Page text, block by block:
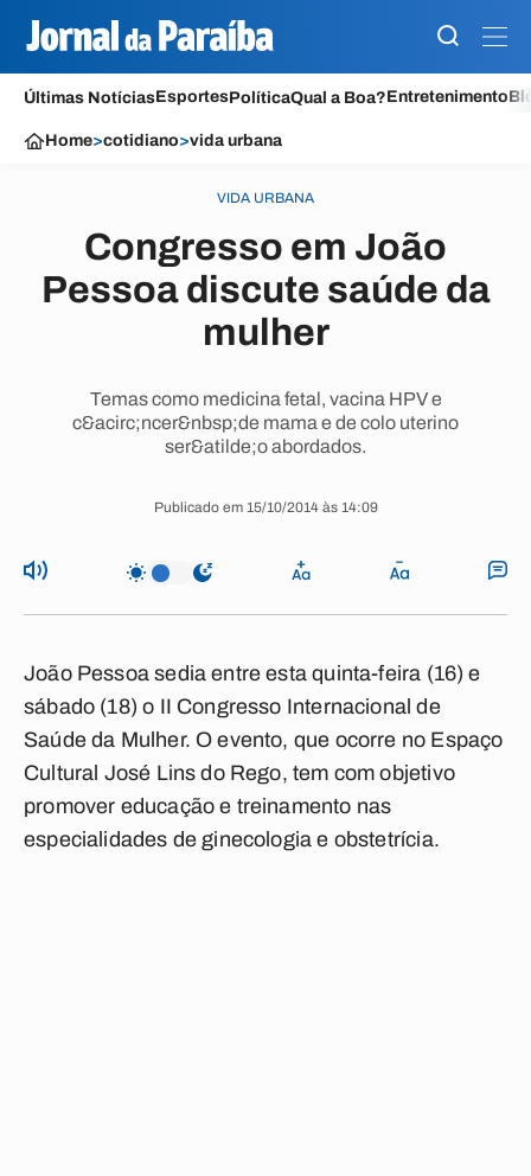
Últimas NotíciasEsportesPolíticaQual a Boa?Entretenimento
Home>cotidiano>vida urbana
VIDA URBANA
Congresso em João
Pessoa discute saúde da
mulher
Temas como medicina fetal, vacina HPV e
c&acirc;ncer&nbsp;de mama e de colo uterino
ser&atilde;o abordados.
Publicado em 15/10/2014 às 14:09
João Pessoa sedia entre esta quinta-feira (16) e
sábado (18) o II Congresso Internacional de
Saúde da Mulher. O evento, que ocorre no Espaço
Cultural José Lins do Rego, tem com objetivo
promover educação e treinamento nas
especialidades de ginecologia e obstetrícia.